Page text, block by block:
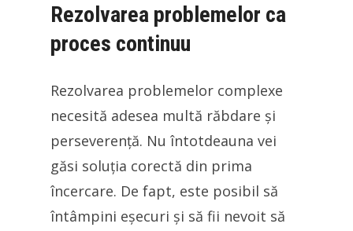
Rezolvarea problemelor ca
proces continuu
Rezolvarea problemelor complexe
necesită adesea multă răbdare și
perseverență. Nu întotdeauna vei
găsi soluția corectă din prima
încercare. De fapt, este posibil să
întâmpini eșecuri și să fii nevoit să